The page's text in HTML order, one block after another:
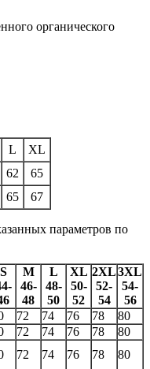
органического
L
XL
62
65
65 67
параметров по
S
M
46-
48
L
48-
50
XL
50-
52
2XL
52-
54
3XL
54-
56
72 74 76 78
80
72 74 76 78
80
72 74 76 78
80